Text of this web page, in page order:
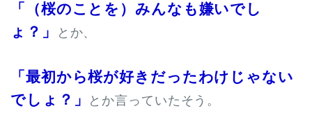
「（桜のことを）みんなも嫌いでし
ょ？」
とか、
「最初から桜が好きだったわけじゃない
でしょ？」
とか言っていたそう。